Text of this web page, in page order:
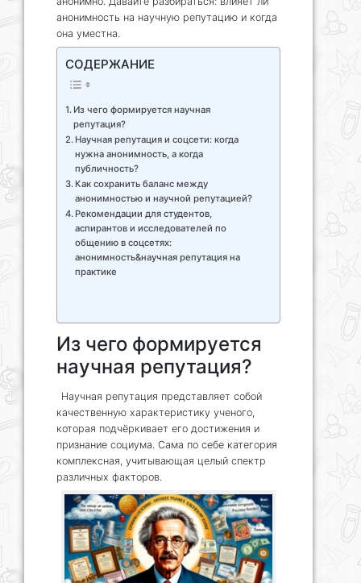
анонимность на научную репутацию и когда
она уместна.
СОДЕРЖАНИЕ
Из чего формируется научная
репутация?
Научная репутация и соцсети: когда
нужна анонимность, а когда
публичность?
Как сохранить баланс между
анонимностью и научной репутацией?
Рекомендации для студентов,
аспирантов и исследователей по
общению в соцсетях:
анонимность&научная репутация на
практике
Из чего формируется
научная репутация?
Научная репутация представляет собой
качественную характеристику ученого,
которая подчёркивает его достижения и
признание социума. Сама по себе категория
комплексная, учитывающая целый спектр
различных факторов.